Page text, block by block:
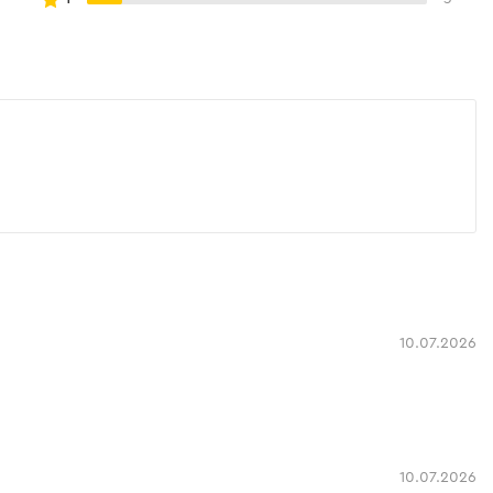
10.07.2026
10.07.2026